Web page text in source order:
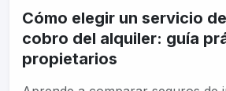
Cómo elegir un servicio
cobro del alquiler: guía
propietarios